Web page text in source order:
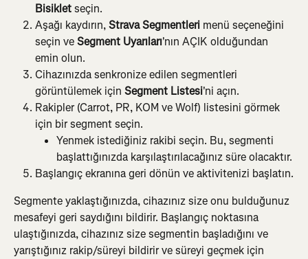
Bisiklet seçin.
Aşağı kaydırın, Strava Segmentleri menü seçeneğini
seçin ve Segment Uyarıları'nın AÇIK olduğundan
emin olun.
Cihazınızda senkronize edilen segmentleri
görüntülemek için Segment Listesi'ni açın.
Rakipler (Carrot, PR, KOM ve Wolf) listesini görmek
için bir segment seçin.
Yenmek istediğiniz rakibi seçin. Bu, segmenti
başlattığınızda karşılaştırılacağınız süre olacaktır.
Başlangıç ekranına geri dönün ve aktivitenizi başlatın.
Segmente yaklaştığınızda, cihazınız size onu bulduğunuz
mesafeyi geri saydığını bildirir. Başlangıç noktasına
ulaştığınızda, cihazınız size segmentin başladığını ve
yarıştığınız rakip/süreyi bildirir ve süreyi geçmek için